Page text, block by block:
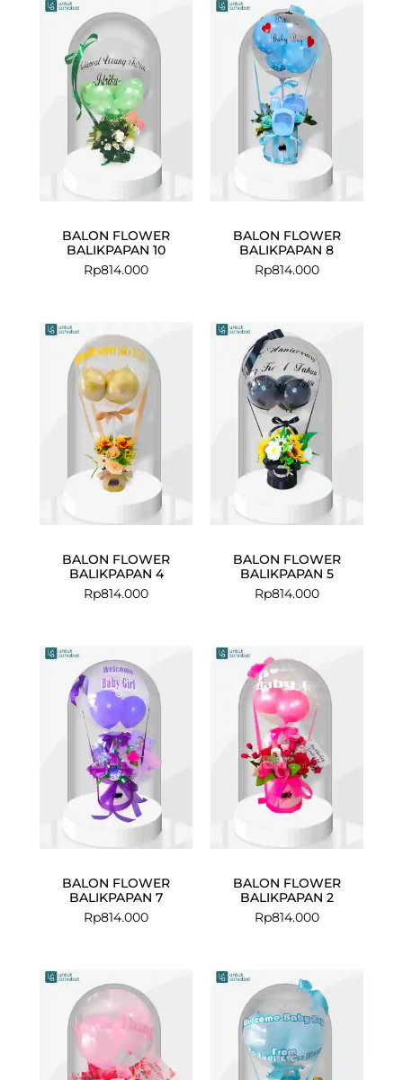
BALON FLOWER
BALIKPAPAN 10
Rp814.000
BALON FLOWER
BALIKPAPAN 8
Rp814.000
BALON FLOWER
BALIKPAPAN 4
Rp814.000
BALON FLOWER
BALIKPAPAN 5
Rp814.000
BALON FLOWER
BALIKPAPAN 7
Rp814.000
BALON FLOWER
BALIKPAPAN 2
Rp814.000